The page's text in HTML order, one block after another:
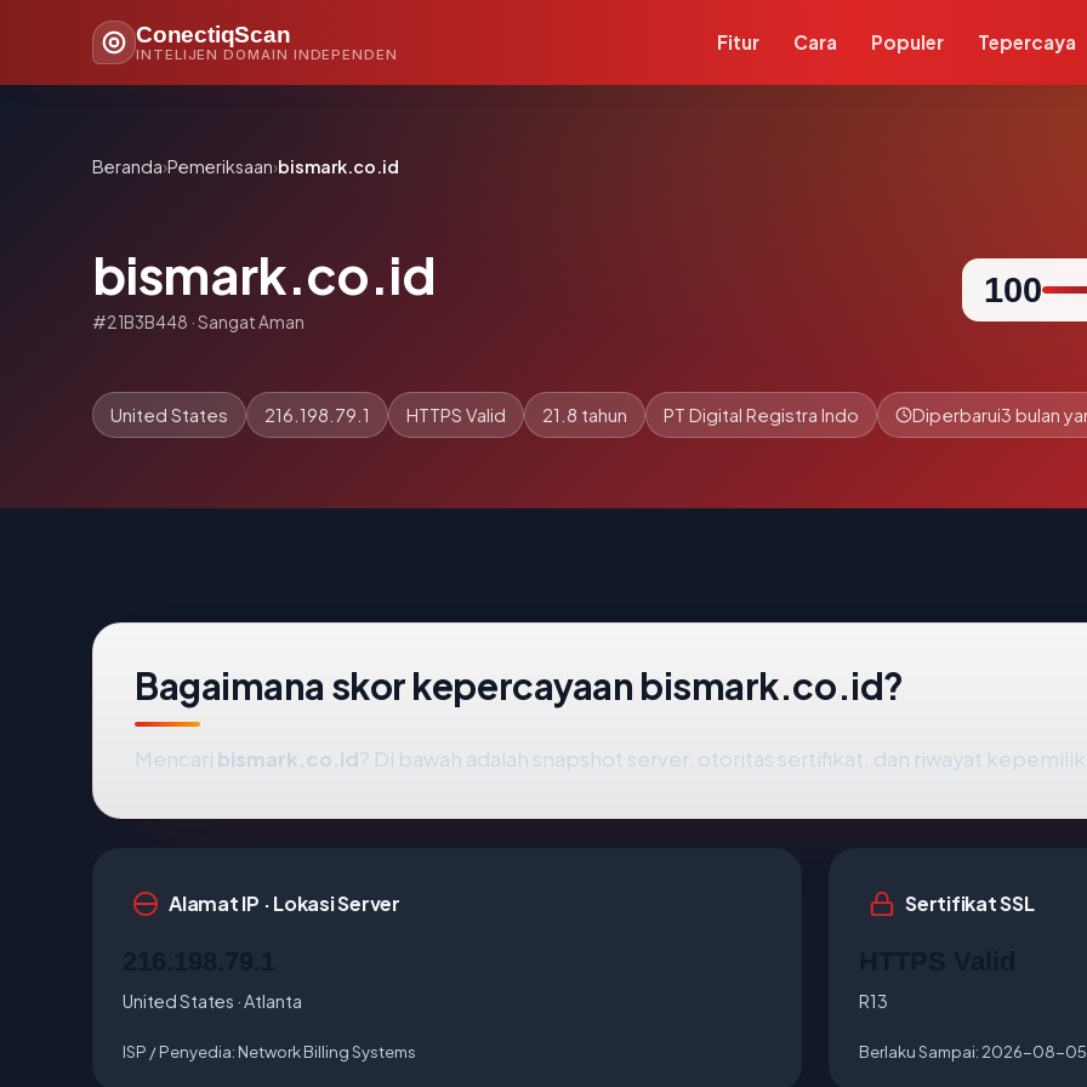
ConectiqScan
INTELIJEN DOMAIN INDEPENDEN
Fitur Cara Populer Tepercaya
Beranda›Pemeriksaan›bismark.co.id
bismark.co.id
#21B3B448 · Sangat Aman
100
United States 216.198.79.1 HTTPS Valid 21.8 tahun PT Digital Registra Indo Diperbarui3 bulan
Bagaimana skor kepercayaan bismark.co.id?
Mencari bismark.co.id? Di bawah adalah snapshot server, otoritas sertifikat, dan riwayat
Alamat IP · Lokasi Server
United States · Atlanta
ISP / Penyedia: Network Billing Systems
Sertifikat SSL
R13
Berlaku Sampai: 2026-08-05